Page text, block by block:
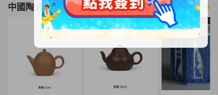
中國陶瓷器 看更多